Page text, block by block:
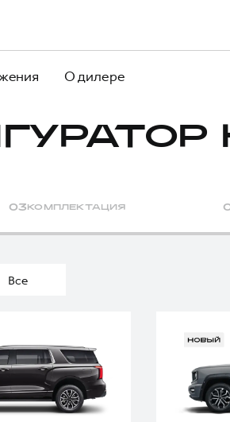
О дилере
03 КОМПЛЕКТАЦИЯ
Все